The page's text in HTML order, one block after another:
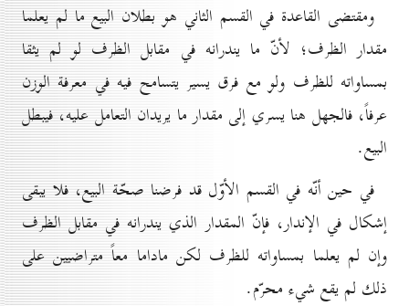
ومقتضى القاعدة في القسم الثاني هو بطلان البيع ما لم يعلما
مقدار الظرف؛ لأنّ ما يندرانه في مقابل الظرف لو لم يثقا
بمساواته للظرف ولو مع فرق يسير يتسامح فيه في معرفة الوزن
عرفاً، فالجهل هنا يسري إلى مقدار ما يريدان التعامل عليه، فيبطل
البيع.
في حين أنّه في القسم الأوّل قد فرضنا صحّة البيع، فلا يبقى
إشكال في الإندار، فإنّ المقدار الذي يندرانه في مقابل الظرف
وإن لم يعلما بمساواته للظرف لكن ماداما معاً متراضيين على
ذلك لم يقع شيء محرّم.